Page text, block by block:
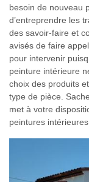
besoin de nouveau
d’entreprendre les
des savoir-faire et
avisés de faire
pour intervenir
peinture intérieure
choix des produits
type de pièce.
met à votre
peintures